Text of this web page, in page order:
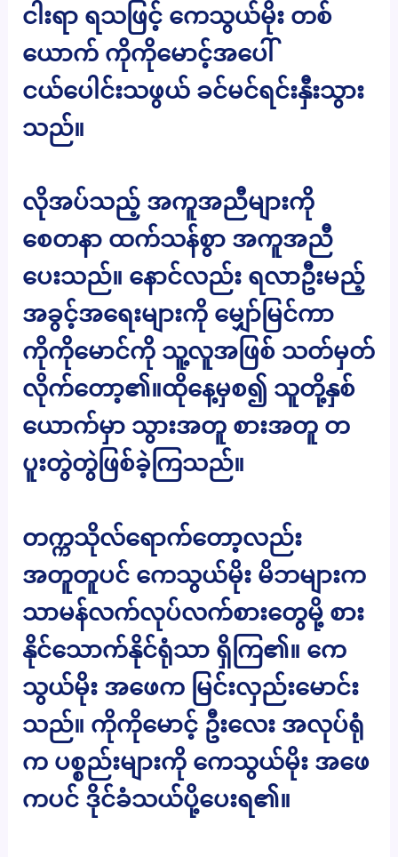
ငါးရာ ရသဖြင့် ကေသွယ်မိုး တစ်
ယောက် ကိုကိုမောင့်အပေါ်
ငယ်ပေါင်းသဖွယ် ခင်မင်ရင်းနှီးသွား
သည်။
လိုအပ်သည့် အကူအညီများကို
စေတနာ ထက်သန်စွာ အကူအညီ
ပေးသည်။ နောင်လည်း ရလာဦးမည့်
အခွင့်အရေးများကို မျှော်မြင်ကာ
ကိုကိုမောင်ကို သူ့လူအဖြစ် သတ်မှတ်
လိုက်တော့၏။ထိုနေ့မှစ၍ သူတို့နှစ်
ယောက်မှာ သွားအတူ စားအတူ တ
ပူးတွဲတွဲဖြစ်ခဲ့ကြသည်။
တက္ကသိုလ်ရောက်တော့လည်း
အတူတူပင် ကေသွယ်မိုး မိဘများက
သာမန်လက်လုပ်လက်စားတွေမို့ စား
နိုင်သောက်နိုင်ရုံသာ ရှိကြ၏။ ကေ
သွယ်မိုး အဖေက မြင်းလှည်းမောင်း
သည်။ ကိုကိုမောင့် ဦးလေး အလုပ်ရုံ
က ပစ္စည်းများကို ကေသွယ်မိုး အဖေ
ကပင် ဒိုင်ခံသယ်ပို့ပေးရ၏။